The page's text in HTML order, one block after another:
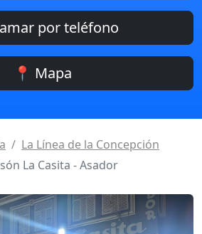
por teléfono
📍 Mapa
La Línea de la Concepción
La Casita - Asador